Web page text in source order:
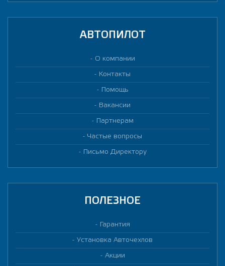
АВТОПИЛОТ
О компании
Контакты
Помощь
Вакансии
Партнерам
Частые вопросы
Письмо Директору
ПОЛЕЗНОЕ
Гарантия
Установка Авточехлов
Акции